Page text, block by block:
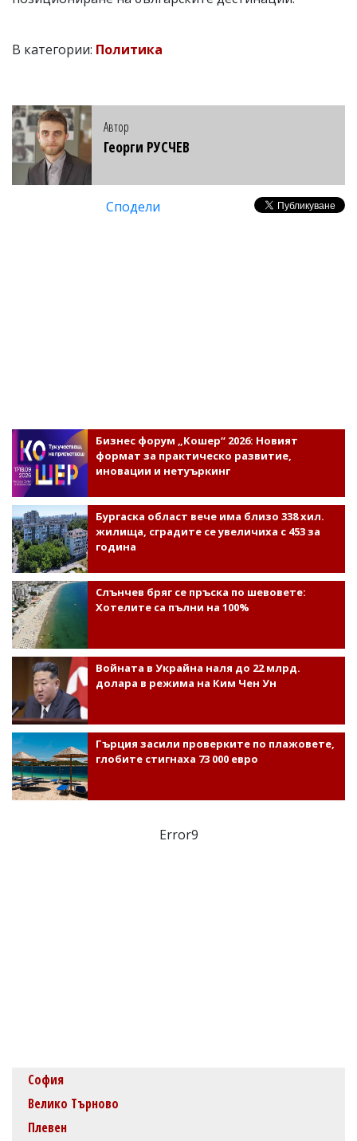
В категории: Политика
Автор
Георги РУСЧЕВ
Сподели
Бизнес форум „Кошер“ 2026: Новият
формат за практическо развитие,
иновации и нетуъркинг
Бургаска област вече има близо 338 хил.
жилища, сградите се увеличиха с 453 за
година
Слънчев бряг се пръска по шевовете:
Хотелите са пълни на 100%
Войната в Украйна наля до 22 млрд.
долара в режима на Ким Чен Ун
Гърция засили проверките по плажовете,
глобите стигнаха 73 000 евро
Error9
София
Велико Търново
Плевен